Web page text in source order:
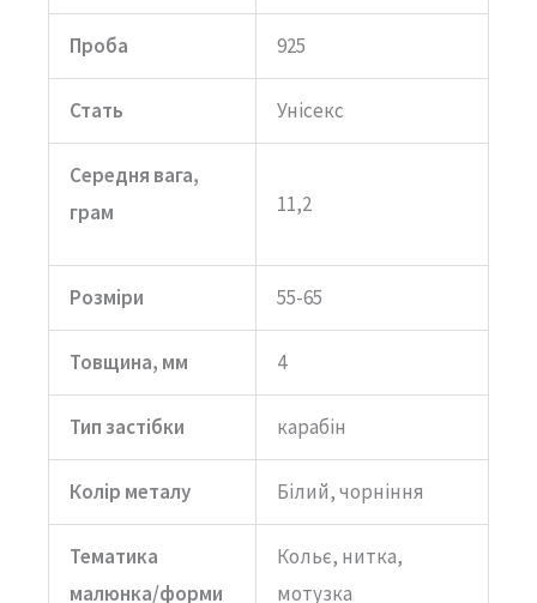
Проба 925
Стать Унісекс
Середня вага,
грам
11,2
Розміри 55-65
Товщина, мм 4
Тип застібки карабін
Колір металу Білий, чорніння
Тематика
малюнка/форми
Кольє, нитка,
мотузка